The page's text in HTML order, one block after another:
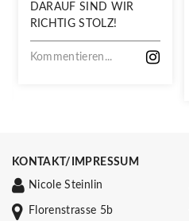
DARAUF SIND WIR
RICHTIG STOLZ!
Kommentieren...
KONTAKT/IMPRESSUM
Nicole Steinlin
Florenstrasse 5b